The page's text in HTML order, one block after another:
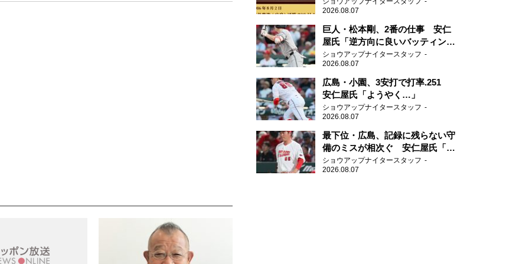
2026.08.07
巨人・松本剛、2番の仕事 安仁
屋氏「逆方向に良いバッティン
グ」
ショウアップナイタースタッフ
2026.08.07
広島・小園、3安打で打率.251
安仁屋氏「ようやく…」
ショウアップナイタースタッフ
2026.08.07
最下位・広島、記録に残らない守
備のミスが相次ぐ 安仁屋氏「最
近守りのミスが多い」
ショウアップナイタースタッフ
2026.08.07